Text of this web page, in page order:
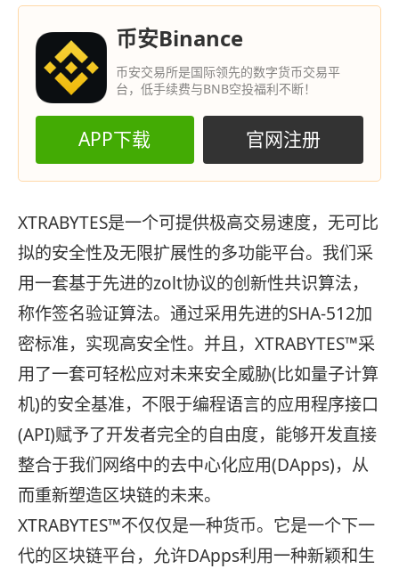
币安Binance
币安交易所是国际领先的数字货币交易平
台，低手续费与BNB空投福利不断！
APP下载 官网注册
XTRABYTES是一个可提供极高交易速度，无可比
拟的安全性及无限扩展性的多功能平台。我们采
用一套基于先进的zolt协议的创新性共识算法，
称作签名验证算法。通过采用先进的SHA-512加
密标准，实现高安全性。并且，XTRABYTES™采
用了一套可轻松应对未来安全威胁(比如量子计算
机)的安全基准，不限于编程语言的应用程序接口
(API)赋予了开发者完全的自由度，能够开发直接
整合于我们网络中的去中心化应用(DApps)，从
而重新塑造区块链的未来。
XTRABYTES™不仅仅是一种货币。它是一个下一
代的区块链平台，允许DApps利用一种新颖和生